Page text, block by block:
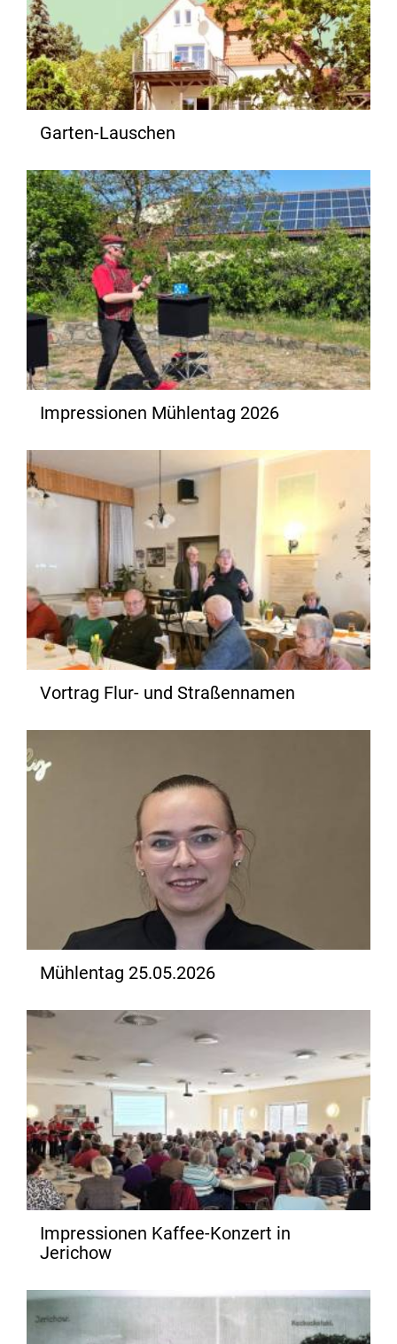
Garten-Lauschen
Impressionen Mühlentag 2026
Vortrag Flur- und Straßennamen
Mühlentag 25.05.2026
Impressionen Kaffee-Konzert in
Jerichow